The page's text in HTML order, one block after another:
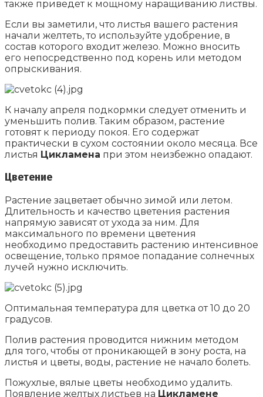
также приведет к мощному наращиванию листвы.
Если вы заметили, что листья вашего растения
начали желтеть, то используйте удобрение, в
состав которого входит железо. Можно вносить
его непосредственно под корень или методом
опрыскивания.
К началу апреля подкормки следует отменить и
уменьшить полив. Таким образом, растение
готовят к периоду покоя. Его содержат
практически в сухом состоянии около месяца. Все
листья Цикламена при этом неизбежно опадают.
Цветение
Растение зацветает обычно зимой или летом.
Длительность и качество цветения растения
напрямую зависят от ухода за ним. Для
максимального по времени цветения
необходимо предоставить растению интенсивное
освещение, только прямое попадание солнечных
лучей нужно исключить.
Оптимальная температура для цветка от 10 до 20
градусов.
Полив растения проводится нижним методом
для того, чтобы от проникающей в зону роста, на
листья и цветы, воды, растение не начало болеть.
Пожухлые, вялые цветы необходимо удалить.
Появление желтых листьев на Цикламене